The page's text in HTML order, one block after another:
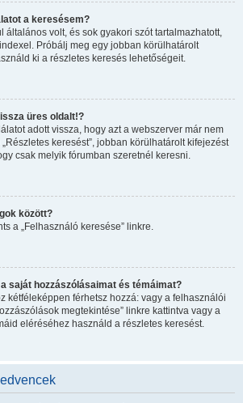
a keresésem?
általános volt, és sok gyakori szót tartalmazhatott,
Próbálj meg egy jobban körülhatárolt
ki a részletes keresés lehetőségeit.
üres oldalt!?
adott vissza, hogy azt a webszerver már nem
keresést”, jobban körülhatárolt kifejezést
csak melyik fórumban szeretnél keresni.
között?
a „Felhasználó keresése” linkre.
saját hozzászólásaimat és témáimat?
kétféleképpen férhetsz hozzá: vagy a felhasználói
megtekintése” linkre kattintva vagy a
eléréséhez használd a részletes keresést.